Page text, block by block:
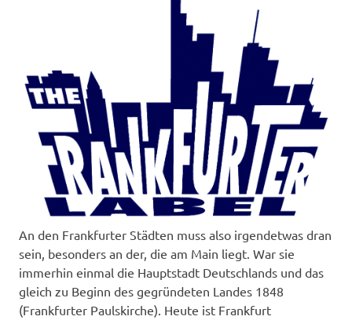
An den Frankfurter Städten muss also irgendetwas dran
sein, besonders an der, die am Main liegt. War sie
immerhin einmal die Hauptstadt Deutschlands und das
gleich zu Beginn des gegründeten Landes 1848
(Frankfurter Paulskirche). Heute ist Frankfurt